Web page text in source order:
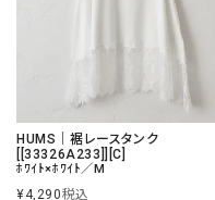
HUMS｜裾レースタンク
[[33326A233]][C]
ﾎﾜｲﾄ×ﾎﾜｲﾄ／M
¥4,290税込